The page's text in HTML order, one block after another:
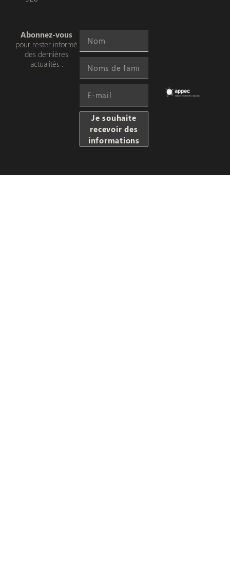
Abonnez-vous
pour rester informé
des dernières
actualités :
Je souhaite
recevoir des
informations